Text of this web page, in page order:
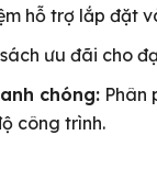
hỗ trợ lắp đặt
ưu đãi cho
chóng: Phân
công trình.